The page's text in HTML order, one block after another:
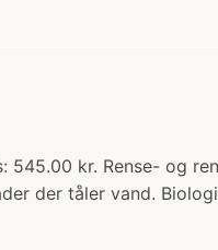
545.00 kr. Rense- og
der tåler vand.